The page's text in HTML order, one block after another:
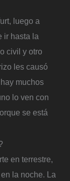
luego a
ir hasta la
civil y otro
les causó
muchos
lo ven con
se está
en terrestre,
la noche. La